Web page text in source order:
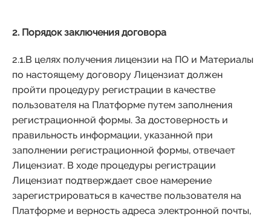
2. Порядок заключения договора
2.1.В целях получения лицензии на ПО и Материалы
по настоящему договору Лицензиат должен
пройти процедуру регистрации в качестве
пользователя на Платформе путем заполнения
регистрационной формы. За достоверность и
правильность информации, указанной при
заполнении регистрационной формы, отвечает
Лицензиат. В ходе процедуры регистрации
Лицензиат подтверждает свое намерение
зарегистрироваться в качестве пользователя на
Платформе и верность адреса электронной почты,